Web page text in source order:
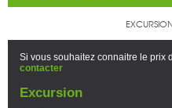
Si vous souhaitez connaitre le prix
contacter
Excursion